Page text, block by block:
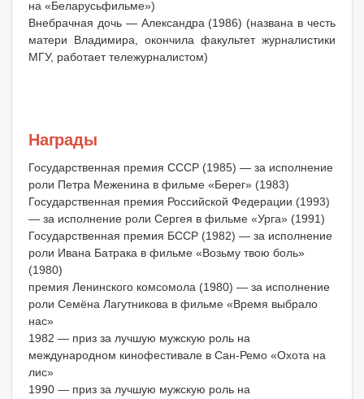
на «Беларусьфильме»)
Внебрачная дочь — Александра (1986) (названа в честь
матери Владимира, окончила факультет журналистики
МГУ, работает тележурналистом)
Награды
Государственная премия СССР (1985) — за исполнение
роли Петра Меженина в фильме «Берег» (1983)
Государственная премия Российской Федерации (1993)
— за исполнение роли Сергея в фильме «Урга» (1991)
Государственная премия БССР (1982) — за исполнение
роли Ивана Батрака в фильме «Возьму твою боль»
(1980)
премия Ленинского комсомола (1980) — за исполнение
роли Семёна Лагутникова в фильме «Время выбрало
нас»
1982 — приз за лучшую мужскую роль на
международном кинофестивале в Сан-Ремо «Охота на
лис»
1990 — приз за лучшую мужскую роль на